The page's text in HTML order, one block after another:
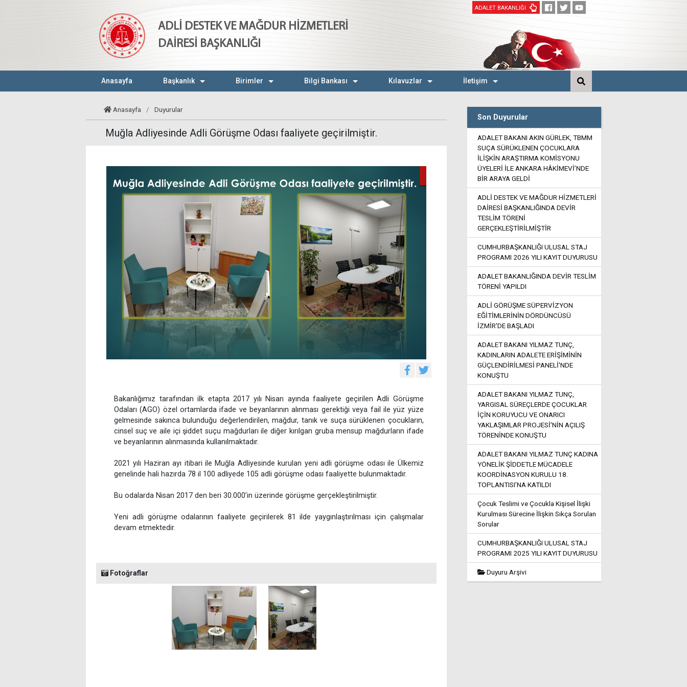
ADLİ DESTEK VE MAĞDUR HİZMETLERİ
DAİRESİ BAŞKANLIĞI
ADALET BAKANLIĞI
Anasayfa Başkanlık Birimler Bilgi Bankası Kılavuzlar İletişim
Anasayfa / Duyurular
Muğla Adliyesinde Adli Görüşme Odası faaliyete geçirilmiştir.
Bakanlığımız tarafından ilk etapta 2017 yılı Nisan ayında faaliyete geçirilen Adli Görüşme
Odaları (AGO) özel ortamlarda ifade ve beyanlarının alınması gerektiği veya fail ile yüz yüze
gelmesinde sakınca bulunduğu değerlendirilen, mağdur, tanık ve suça sürüklenen çocukların,
cinsel suç ve aile içi şiddet suçu mağdurları ile diğer kırılgan gruba mensup mağdurların ifade
ve beyanlarının alınmasında kullanılmaktadır.
2021 yılı Haziran ayı itibari ile Muğla Adliyesinde kurulan yeni adli görüşme odası ile Ülkemiz
genelinde hali hazırda 78 il 100 adliyede 105 adli görüşme odası faaliyette bulunmaktadır.
Bu odalarda Nisan 2017 den beri 30.000’in üzerinde görüşme gerçekleştirilmiştir.
Yeni adli görüşme odalarının faaliyete geçirilerek 81 ilde yaygınlaştırılması için çalışmalar
devam etmektedir.
Fotoğraflar
Son Duyurular
ADALET BAKANI AKIN GÜRLEK, TBMM
SUÇA SÜRÜKLENEN ÇOCUKLARA
İLİŞKİN ARAŞTIRMA KOMİSYONU
ÜYELERİ İLE ANKARA HÂKİMEVİ’NDE
BİR ARAYA GELDİ
ADLİ DESTEK VE MAĞDUR HİZMETLERİ
DAİRESİ BAŞKANLIĞINDA DEVİR
TESLİM TÖRENİ
GERÇEKLEŞTİRİLMİŞTİR
CUMHURBAŞKANLIĞI ULUSAL STAJ
PROGRAMI 2026 YILI KAYIT DUYURUSU
ADALET BAKANLIĞINDA DEVİR TESLİM
TÖRENİ YAPILDI
ADLİ GÖRÜŞME SÜPERVİZYON
EĞİTİMLERİNİN DÖRDÜNCÜSÜ
İZMİR'DE BAŞLADI
ADALET BAKANI YILMAZ TUNÇ,
KADINLARIN ADALETE ERİŞİMİNİN
GÜÇLENDİRİLMESİ PANELİ'NDE
KONUŞTU
ADALET BAKANI YILMAZ TUNÇ,
YARGISAL SÜREÇLERDE ÇOCUKLAR
İÇİN KORUYUCU VE ONARICI
YAKLAŞIMLAR PROJESİ'NİN AÇILIŞ
TÖRENİNDE KONUŞTU
ADALET BAKANI YILMAZ TUNÇ KADINA
YÖNELİK ŞİDDETLE MÜCADELE
KOORDİNASYON KURULU 18.
TOPLANTISI’NA KATILDI
Çocuk Teslimi ve Çocukla Kişisel İlişki
Kurulması Sürecine İlişkin Sıkça Sorulan
Sorular
CUMHURBAŞKANLIĞI ULUSAL STAJ
PROGRAMI 2025 YILI KAYIT DUYURUSU
Duyuru Arşivi